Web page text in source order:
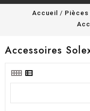
Accueil Pièces
Accessoires